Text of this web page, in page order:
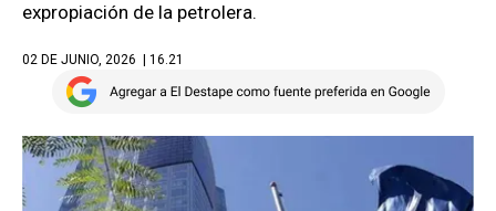
expropiación de la petrolera.
02 DE JUNIO, 2026 | 16.21